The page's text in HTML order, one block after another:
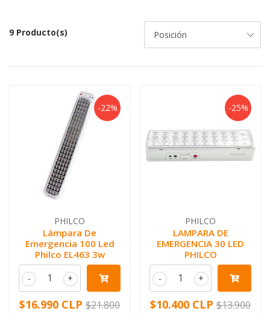
9 Producto(s)
-22%
PHILCO
Lámpara De
Emergencia 100 Led
Philco EL463 3w
+
-
$16.990 CLP $21.800
-25%
PHILCO
LAMPARA DE
EMERGENCIA 30 LED
PHILCO
+
-
$10.400 CLP $13.900